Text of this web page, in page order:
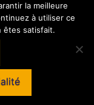
au vendredi 08h00 -
22 - Création et
la meilleure
à utiliser ce
êtes satisfait.